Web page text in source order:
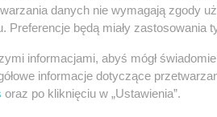
83-110 Tczewdanych nie wymagają zgody
Preferencje będą miały zastosowania
informacjami, abyś mógł
informacje dotyczące
oraz po kliknięciu w „Ustawienia”.